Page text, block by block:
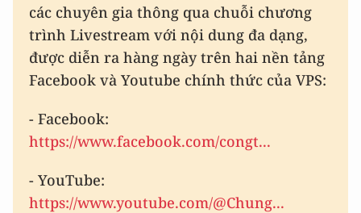
các chuyên gia thông qua chuỗi chương
trình Livestream với nội dung đa dạng,
được diễn ra hàng ngày trên hai nền tảng
Facebook và Youtube chính thức của VPS:
- Facebook:
https://www.facebook.com/congt...
- YouTube:
https://www.youtube.com/@Chung...